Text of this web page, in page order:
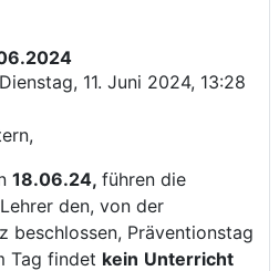
Dienstag, 11. Juni 2024, 13:28
18.06.24, führen die
den, von der
beschlossen, Präventionstag
Tag findet kein Unterricht